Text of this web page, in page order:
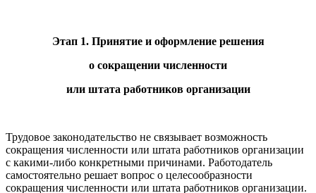
Этап 1. Принятие и оформление решения
о сокращении численности
или штата работников организации
Трудовое законодательство не связывает возможность
сокращения численности или штата работников организации
с какими-либо конкретными причинами. Работодатель
самостоятельно решает вопрос о целесообразности
сокращения численности или штата работников организации.